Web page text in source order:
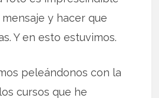
y hacer que
Y en esto estuvimos.
peleándonos con la
cursos que he